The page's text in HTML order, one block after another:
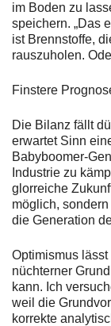
im Boden zu
speichern. „Das
ist Brennstoffe,
rauszuholen.
Finstere
Die Bilanz fällt
erwartet Sinn
Babyboomer-
Industrie zu
glorreiche
möglich,
die Generation
Optimismus
nüchterner
kann. Ich
weil die
korrekte